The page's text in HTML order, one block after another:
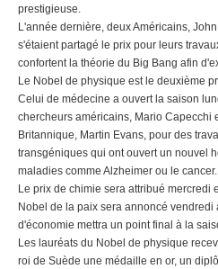
prestigieuse.
L'année dernière, deux Américains,
s'étaient partagé le prix pour leurs
confortent la théorie du Big Bang afin
Le Nobel de physique est le deuxième
Celui de médecine a ouvert la saison
chercheurs américains, Mario Capecchi
Britannique, Martin Evans, pour des
transgéniques qui ont ouvert un nouvel
maladies comme Alzheimer ou le cancer.
Le prix de chimie sera attribué mercredi
Nobel de la paix sera annoncé
d'économie mettra un point final à la
Les lauréats du Nobel de physique
roi de Suède une médaille en or, un